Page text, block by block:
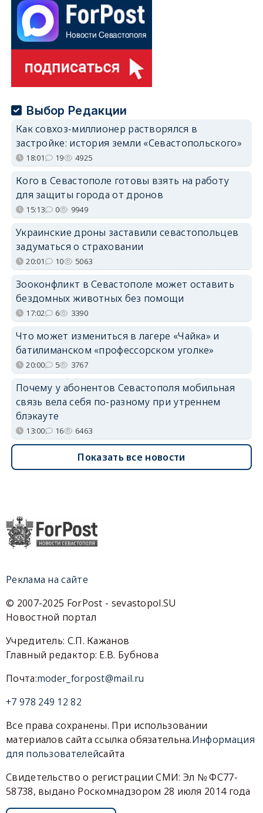
Выбор Редакции
Как совхоз-миллионер растворялся в
застройке: история земли «Севастопольского»
18:01 19 4925
Кого в Севастополе готовы взять на работу
для защиты города от дронов
15:13 0 9949
Украинские дроны заставили севастопольцев
задуматься о страховании
20:01 10 5063
Зооконфликт в Севастополе может оставить
бездомных животных без помощи
17:02 6 3390
Что может измениться в лагере «Чайка» и
батилиманском «профессорском уголке»
20:00 5 3767
Почему у абонентов Севастополя мобильная
связь вела себя по-разному при утреннем
блэкауте
13:00 16 6463
Показать все новости
Реклама на сайте
© 2007-2025 ForPost - sevastopol.SU
Новостной портал
Учредитель: С.П. Кажанов
Главный редактор: Е.В. Бубнова
Почта:moder_forpost@mail.ru
+7 978 249 12 82
Все права сохранены. При использовании
материалов сайта ссылка обязательна.Информация
для пользователейсайта
Свидетельство о регистрации СМИ: Эл № ФС77-
58738, выдано Роскомнадзором 28 июля 2014 года